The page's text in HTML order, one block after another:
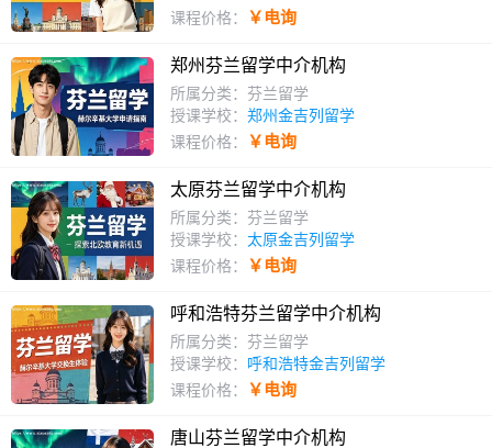
课程价格：
￥电询
郑州芬兰留学中介机构
所属分类：芬兰留学
授课学校： 郑州金吉列留学
课程价格：
￥电询
太原芬兰留学中介机构
所属分类：芬兰留学
授课学校： 太原金吉列留学
课程价格：
￥电询
呼和浩特芬兰留学中介机构
所属分类：芬兰留学
授课学校： 呼和浩特金吉列留学
课程价格：
￥电询
唐山芬兰留学中介机构